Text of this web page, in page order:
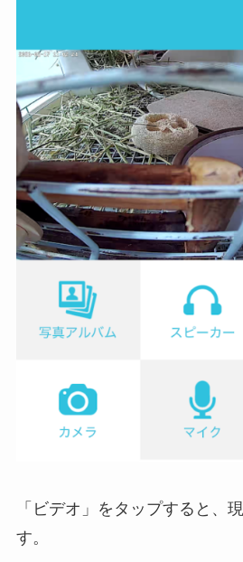
「ビデオ」をタップすると、
す。